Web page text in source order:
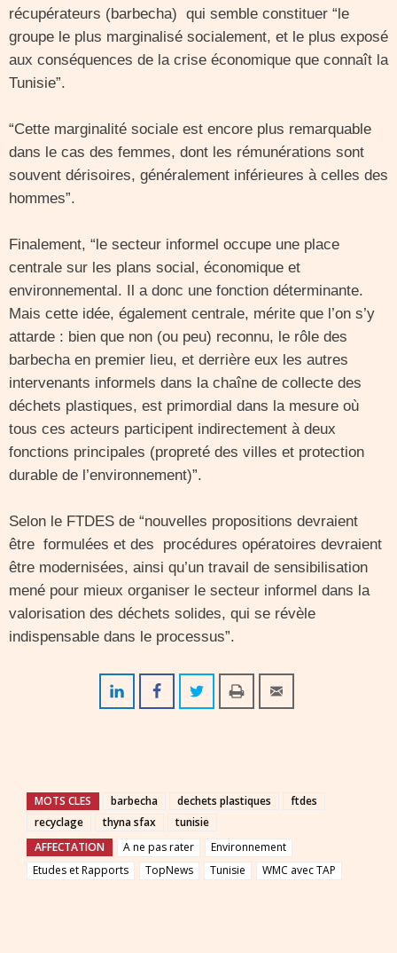
récupérateurs (barbecha) qui semble constituer “le
groupe le plus marginalisé socialement, et le plus exposé
aux conséquences de la crise économique que connaît la
Tunisie”.
“Cette marginalité sociale est encore plus remarquable
dans le cas des femmes, dont les rémunérations sont
souvent dérisoires, généralement inférieures à celles des
hommes”.
Finalement, “le secteur informel occupe une place
centrale sur les plans social, économique et
environnemental. Il a donc une fonction déterminante.
Mais cette idée, également centrale, mérite que l’on s’y
attarde : bien que non (ou peu) reconnu, le rôle des
barbecha en premier lieu, et derrière eux les autres
intervenants informels dans la chaîne de collecte des
déchets plastiques, est primordial dans la mesure où
tous ces acteurs participent indirectement à deux
fonctions principales (propreté des villes et protection
durable de l’environnement)”.
Selon le FTDES de “nouvelles propositions devraient
être formulées et des procédures opératoires devraient
être modernisées, ainsi qu’un travail de sensibilisation
mené pour mieux organiser le secteur informel dans la
valorisation des déchets solides, qui se révèle
indispensable dans le processus”.
MOTS CLES barbecha dechets plastiques
ftdes
recyclage
thyna sfax
tunisie
AFFECTATION
A ne pas rater
Environnement
Etudes et Rapports
TopNews Tunisie WMC avec TAP